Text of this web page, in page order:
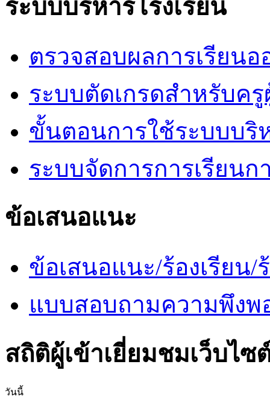
ระบบบริหารโรงเรียน
ตรวจสอบผลการเรียน
ระบบตัดเกรดสำหรับค
ขั้นตอนการใช้ระบบบริ
ระบบจัดการการเรียน
ข้อเสนอแนะ
ข้อเสนอแนะ/ร้องเรียน/
แบบสอบถามความพึงพ
สถิติผู้เข้าเยี่ยมชมเว็บไซ
วันนี้